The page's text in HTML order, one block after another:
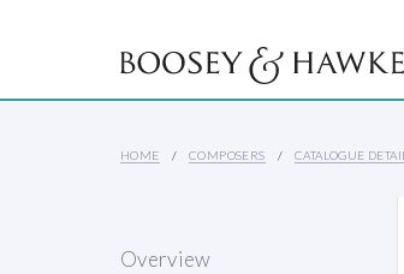
HOME COMPOSERS CATALOGUE DETAIL
Overview